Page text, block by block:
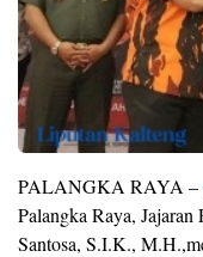
PALANGKA RAYA –
Palangka Raya,
Santosa, S.I.K.,